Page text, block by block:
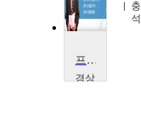
충
석
프로젝트관리론
경상